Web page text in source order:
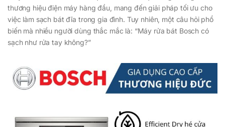
thương hiệu điện máy hàng đầu, mang đến giải pháp tối ưu cho
việc làm sạch bát đĩa trong gia đình. Tuy nhiên, một câu hỏi phổ
biến mà nhiều người dùng thắc mắc là: “Máy rửa bát Bosch có
sạch như rửa tay không?”